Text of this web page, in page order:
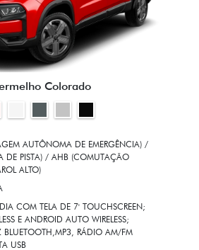
Colorado
AUTÔNOMA DE EMERGÊNCIA) /
DE PISTA) / AHB (COMUTAÇÃO
ALTO)
COM TELA DE 7' TOUCHSCREEN;
E ANDROID AUTO WIRELESS;
RÁDIO AM/FM
USB